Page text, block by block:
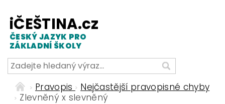
iČEŠTINA.cz
ČESKÝ JAZYK PRO
ZÁKLADNÍ ŠKOLY
Pravopis
Nejčastější pravopisné chyby
Zlevněný x slevněný